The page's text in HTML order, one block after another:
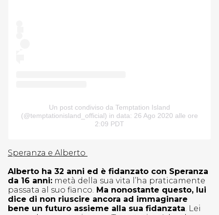
Un post condiviso da Temptation Island
(@temptationisland_official) in data: 26 Ago 2020 alle ore
2:09 PDT
Speranza e Alberto
Alberto ha 32 anni ed è fidanzato con Speranza
da 16 anni: metà della sua vita l’ha praticamente
passata al suo fianco. Ma nonostante questo, lui
dice di non riuscire ancora ad immaginare
bene un futuro assieme alla sua fidanzata . Lei